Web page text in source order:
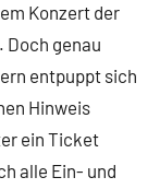
Konzert der
Doch genau
entpuppt sich
Hinweis
ein Ticket
alle Ein- und